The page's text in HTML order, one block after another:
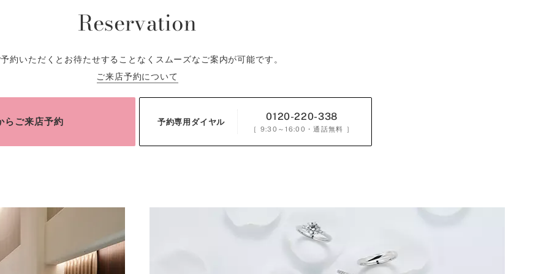
Reservation
約いただくとお待たせすることなくスムーズなご案内が可能です。
ご来店予約について
らご来店予約 予約専用ダイヤル 0120-220-338
［ 9:30～16:00 ・通話無料 ］